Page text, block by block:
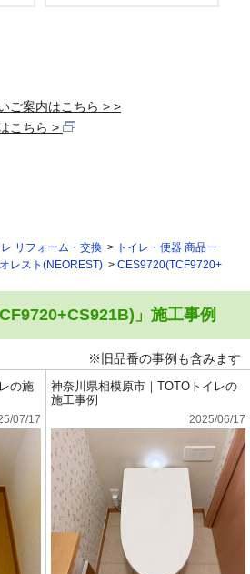
ご案内はこちら >
こちら
レ リフォーム・交換
トイレ・便器 商品一
レスト(NEOREST)
CES9720(TCF9720+
」施工事例
※旧品番の事例も含みます
の施
07/17
神奈川県相模原市｜TOTOトイレの
施工事例
2025/06/17